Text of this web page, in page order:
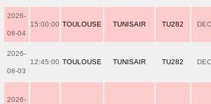
2026-
08-04
15:00:00 TOULOUSE TUNISAIR TU282
2026-
08-03
12:45:00 TOULOUSE TUNISAIR TU282
2026-